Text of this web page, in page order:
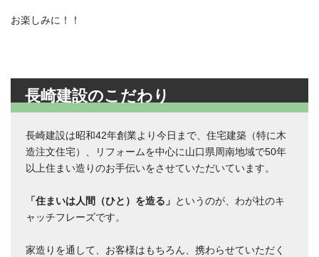
お楽しみに！！
長崎建設のこだわり
長崎建設は昭和42年創業より今日まで、住宅建築（特に木
造注文住宅）、リフォームを中心に山口県周南地域で50年
以上住まい造りのお手伝いをさせていただいています。
「住まいは人間（ひと）を造る」 というのが、わが社のキ
ャッチフレーズです。
家造りを通して、お客様はもちろん、携わらせていただく